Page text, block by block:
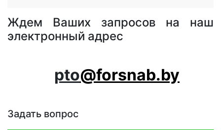
Ждем Ваших запросов на наш
электронный адрес
pto@forsnab.by
Задать вопрос